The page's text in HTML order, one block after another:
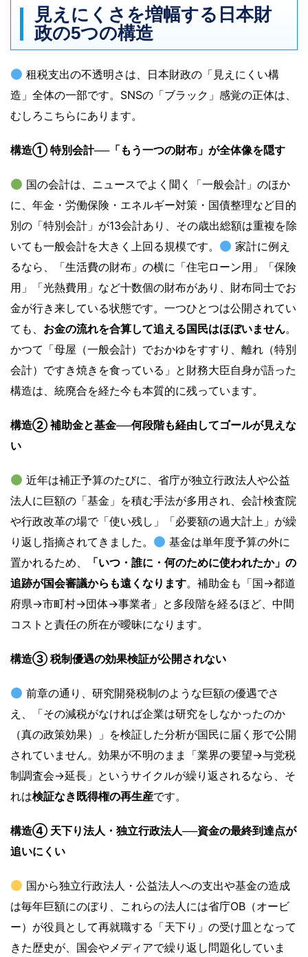
見えにくさを増幅する日本財
政の5つの構造
租税支出の不透明さは、日本財政の「見えにくい構
造」全体の一部です。SNSの「ブラック」感覚の正体は、
むしろこちらにあります。
構造① 特別会計──「もう一つの財布」が全体像を隠す
国の会計は、ニュースでよく聞く「一般会計」のほか
に、年金・労働保険・エネルギー対策・国債整理など目的
別の「特別会計」が13会計あり、その歳出総額は重複を除
いても一般会計を大きく上回る規模です。
家計に例え
るなら、「生活費の財布」の横に「住宅ローン用」「保険
用」「光熱費用」など十数個の財布があり、財布同士でお
金が行き来している状態です。一つひとつは公開されてい
ても、 お金の流れを合算して追える国民はほぼいません。
かつて「母屋（一般会計）でおかゆをすすり、離れ（特別
会計）ですき焼きを食っている」と財務大臣自身が語った
構造は、統廃合を経た今も本質的に残っています。
構造② 補助金と基金──何段階も経由してゴールが見えな
い
近年は補正予算のたびに、省庁が独立行政法人や公益
法人に巨額の「基金」を積む手法が多用され、会計検査院
や行政改革の場で「使い残し」「必要額の過大計上」が繰
り返し指摘されてきました。
基金は単年度予算の外に
置かれるため、
「いつ・誰に・何のために使われたか」の
追跡が国会審議からも遠くなります。補助金も「国→都道
府県→市町村→団体→事業者」と多段階を経るほど、中間
コストと責任の所在が曖昧になります。
構造③ 税制優遇の効果検証が公開されない
前章の通り、研究開発税制のような巨額の優遇でさ
え、「その減税がなければ企業は研究をしなかったのか
（真の政策効果）」を検証した分析が国民に届く形で公開
されていません。効果が不明のまま「業界の要望→与党税
制調査会→延長」というサイクルが繰り返されるなら、そ
れは検証なき既得権の再生産です。
構造④ 天下り法人・独立行政法人──資金の最終到達点が
追いにくい
国から独立行政法人・公益法人への支出や基金の造成
は毎年巨額にのぼり、これらの法人には省庁OB（オービ
ー）が役員として再就職する「天下り」の受け皿となって
きた歴史が、国会やメディアで繰り返し問題化していま